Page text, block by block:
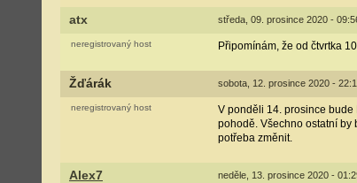
atx středa, 09. prosince 2020 -
neregistrovaný host Připomínám, že od čtvrtka
Žďárák sobota, 12. prosince 2020 -
neregistrovaný host
V ponděli 14. prosince
pohodě. Všechno ostatní by
potřeba změnit.
Alex7 neděle, 13. prosince 2020 -